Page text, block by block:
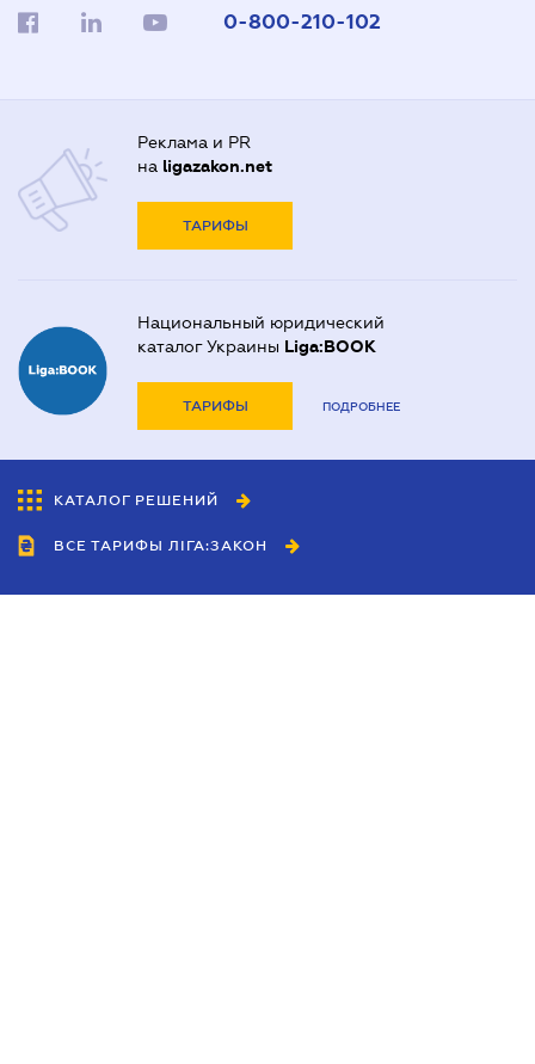
0-800-210-102
Реклама и PR
на ligazakon.net
ТАРИФЫ
Национальный юридический
каталог Украины Liga:BOOK
ТАРИФЫ ПОДРОБНЕЕ
КАТАЛОГ РЕШЕНИЙ
ВСЕ ТАРИФЫ ЛІГА:ЗАКОН